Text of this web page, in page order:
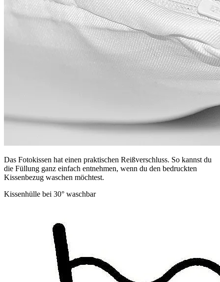
Das Fotokissen hat einen praktischen Reißverschluss. So kannst du
die Füllung ganz einfach entnehmen, wenn du den bedruckten
Kissenbezug waschen möchtest.
Kissenhülle bei 30° waschbar